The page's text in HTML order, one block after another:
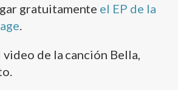
gratuitamente el EP de la
de la canción Bella,